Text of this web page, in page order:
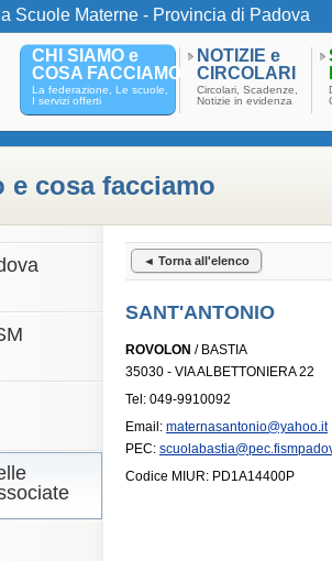
Scuole Materne - Provincia di Padova
CHI SIAMO e
COSA FACCIAMO
La federazione, Le scuole,
I servizi offerti
NOTIZIE e
CIRCOLARI
Circolari, Scadenze,
Notizie in evidenza
e cosa facciamo
◄ Torna all'elenco
SANT'ANTONIO
ROVOLON / BASTIA
35030 - VIA ALBETTONIERA 22
Tel: 049-9910092
Email: maternasantonio@yahoo.it
PEC:
Codice MIUR: PD1A14400P